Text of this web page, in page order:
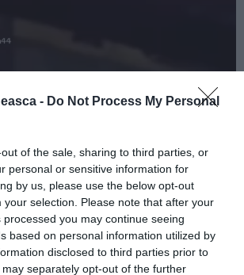
- Do Not Process My Personal
of the sale, sharing to third parties, or
personal or sensitive information for
by us, please use the below opt-out
your selection. Please note that after your
you may continue seeing
based on personal information utilized by
disclosed to third parties prior to
separately opt-out of the further